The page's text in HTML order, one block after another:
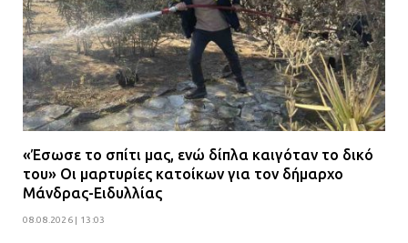
«Έσωσε το σπίτι μας, ενώ δίπλα καιγόταν το δικό
του» Οι μαρτυρίες κατοίκων για τον δήμαρχο
Μάνδρας-Ειδυλλίας
08.08.2026 | 13:03